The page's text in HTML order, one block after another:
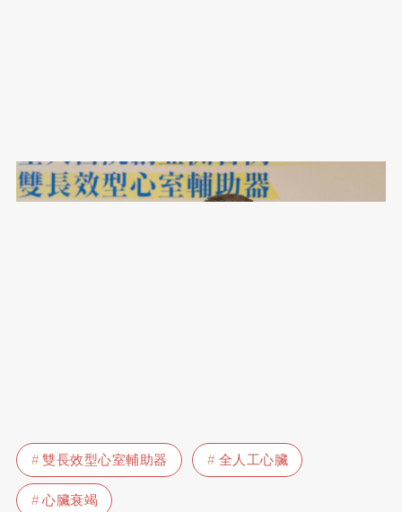
雙長效型心室輔助器
全人工心臟
心臟衰竭